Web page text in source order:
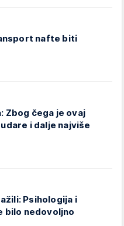
nafte biti
Zbog čega je ovaj
i dalje najviše
Psihologija i
bilo nedovoljno